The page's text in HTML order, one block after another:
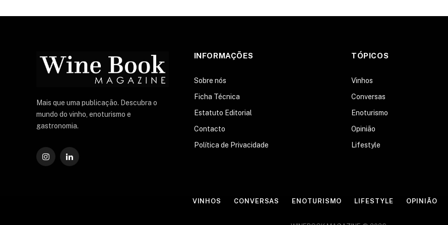
Mais que uma publicação. Descubra o
mundo do vinho, enoturismo e
gastronomia.
Instagram
O
INFORMAÇÕES
Sobre nós
Ficha Técnica
Estatuto Editorial
Contacto
Política de Privacidade
TÓPICOS
Vinhos
Conversas
Enoturismo
Opinião
Lifestyle
VINHOS CONVERSAS ENOTURISMO LIFESTYLE OPINIÃO